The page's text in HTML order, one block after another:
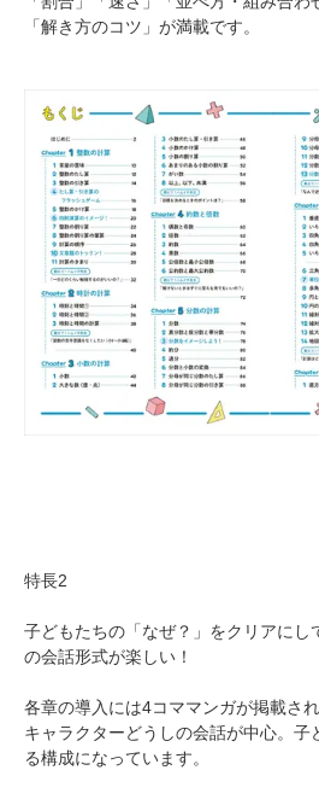
「解き方のコツ」が満載です。
特長2
子どもたちの「なぜ？」をクリアにし
の会話形式が楽しい！
各章の導入には4コママンガが掲載さ
キャラクターどうしの会話が中心。子
る構成になっています。